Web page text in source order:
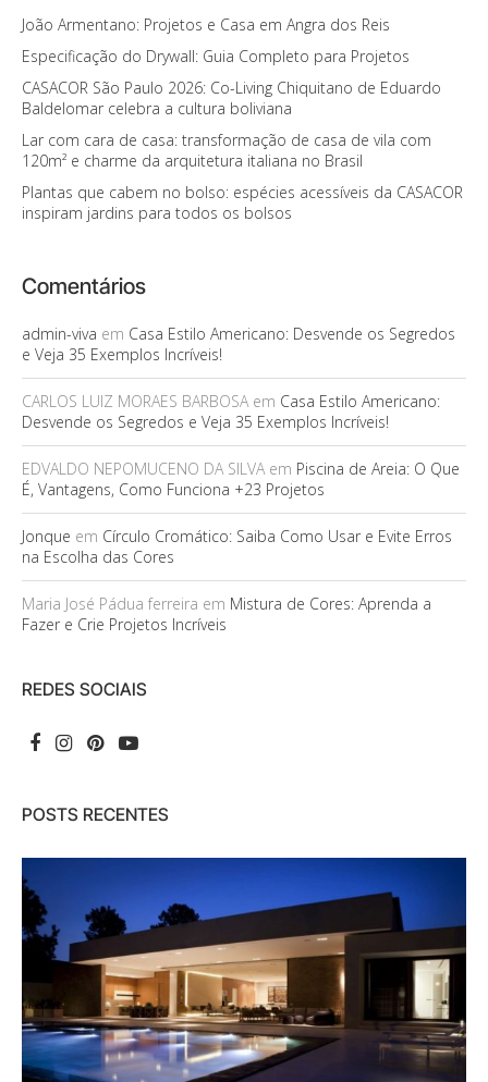
João Armentano: Projetos e Casa em Angra dos Reis
Especificação do Drywall: Guia Completo para Projetos
CASACOR São Paulo 2026: Co-Living Chiquitano de Eduardo
Baldelomar celebra a cultura boliviana
Lar com cara de casa: transformação de casa de vila com
120m² e charme da arquitetura italiana no Brasil
Plantas que cabem no bolso: espécies acessíveis da CASACOR
inspiram jardins para todos os bolsos
Comentários
admin-viva em Casa Estilo Americano: Desvende os Segredos
e Veja 35 Exemplos Incríveis!
CARLOS LUIZ MORAES BARBOSAem Casa Estilo Americano:
Desvende os Segredos e Veja 35 Exemplos Incríveis!
EDVALDO NEPOMUCENO DA SILVAem Piscina de Areia: O Que
É, Vantagens, Como Funciona +23 Projetos
Jonque em Círculo Cromático: Saiba Como Usar e Evite Erros
na Escolha das Cores
Maria José Pádua ferreira em Mistura de Cores: Aprenda a
Fazer e Crie Projetos Incríveis
REDES SOCIAIS
POSTS RECENTES